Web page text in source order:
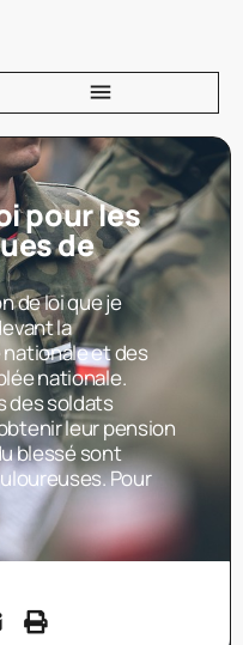
pour les
de
de loi que je
la
et des
nationale.
des soldats
leur pension
blessé sont
Pour